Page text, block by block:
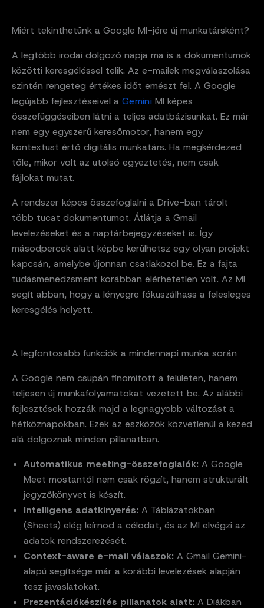
Miért tekinthetünk a Google MI-jére új munkatársként?
A legtöbb irodai dolgozó napja ma is a dokumentumok
közötti keresgéléssel telik. Az e-mailek megválaszolása
szintén rengeteg értékes időt emészt fel. A Google
legújabb fejlesztéseivel a GeminiMI képes
összefüggéseiben látni a teljes adatbázisunkat. Ez már
nem egy egyszerű keresőmotor, hanem egy
kontextust értő digitális munkatárs. Ha megkérdezed
tőle, mikor volt az utolsó egyeztetés, nem csak
fájlokat mutat.
A rendszer képes összefoglalni a Drive-ban tárolt
több tucat dokumentumot. Átlátja a Gmail
levelezéseket és a naptárbejegyzéseket is. Így
másodpercek alatt képbe kerülhetsz egy olyan projekt
kapcsán, amelybe újonnan csatlakozol be. Ez a fajta
tudásmenedzsment korábban elérhetetlen volt. Az MI
segít abban, hogy a lényegre fókuszálhass a felesleges
keresgélés helyett.
A legfontosabb funkciók a mindennapi munka során
A Google nem csupán finomított a felületen, hanem
teljesen új munkafolyamatokat vezetett be. Az alábbi
fejlesztések hozzák majd a legnagyobb változást a
hétköznapokban. Ezek az eszközök közvetlenül a kezed
alá dolgoznak minden pillanatban.
Automatikus meeting-összefoglalók: A Google
Meet mostantól nem csak rögzít, hanem strukturált
jegyzőkönyvet is készít.
Intelligens adatkinyerés: A Táblázatokban
(Sheets) elég leírnod a célodat, és az MI elvégzi az
adatok rendszerezését.
Context-aware e-mail válaszok: A Gmail Gemini-
alapú segítsége már a korábbi levelezések alapján
tesz javaslatokat.
Prezentációkészítés pillanatok alatt: A Diákban